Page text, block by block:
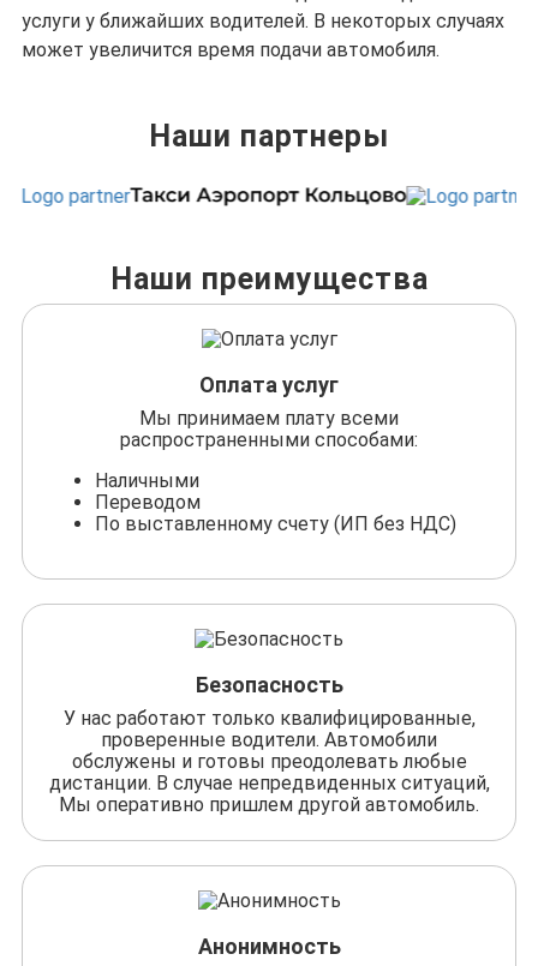
услуги у ближайших водителей. В некоторых случаях
может увеличится время подачи автомобиля.
Наши партнеры
Наши преимущества
Оплата услуг
Мы принимаем плату всеми
распространенными способами:
Наличными
Переводом
По выставленному счету (ИП без НДС)
Безопасность
У нас работают только квалифицированные,
проверенные водители. Автомобили
обслужены и готовы преодолевать любые
дистанции. В случае непредвиденных ситуаций,
Мы оперативно пришлем другой автомобиль.
Анонимность